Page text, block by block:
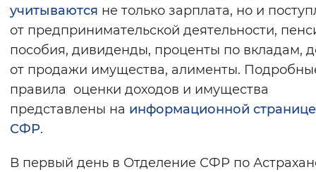
учитываются не только зарплата, но и
от предпринимательской деятельности,
пособия, дивиденды, проценты по вкладам,
от продажи имущества, алименты.
правила оценки доходов и имущества
представлены на информационной странице
СФР.
В первый день в Отделение СФР по